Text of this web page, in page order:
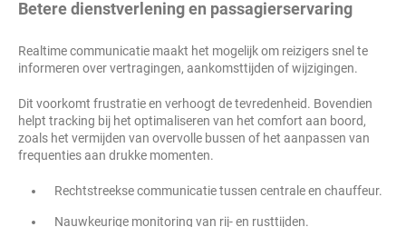
Betere dienstverlening en passagierservaring
Realtime communicatie maakt het mogelijk om reizigers snel te
informeren over vertragingen, aankomsttijden of wijzigingen.
Dit voorkomt frustratie en verhoogt de tevredenheid. Bovendien
helpt tracking bij het optimaliseren van het comfort aan boord,
zoals het vermijden van overvolle bussen of het aanpassen van
frequenties aan drukke momenten.
Rechtstreekse communicatie tussen centrale en chauffeur.
Nauwkeurige monitoring van rij- en rusttijden.